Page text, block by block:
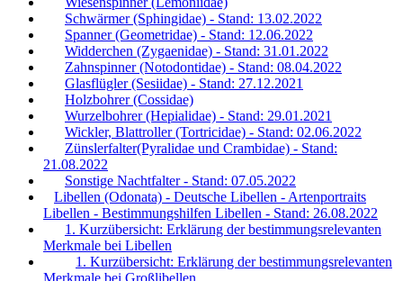
Schwärmer (Sphingidae) - Stand: 13.02.2022
Spanner (Geometridae) - Stand: 12.06.2022
Widderchen (Zygaenidae) - Stand: 31.01.2022
Zahnspinner (Notodontidae) - Stand: 08.04.2022
Glasflügler (Sesiidae) - Stand: 27.12.2021
Holzbohrer (Cossidae)
Wurzelbohrer (Hepialidae) - Stand: 29.01.2021
Wickler, Blattroller (Tortricidae) - Stand: 02.06.2022
Zünslerfalter(Pyralidae und Crambidae) - Stand:
21.08.2022
Sonstige Nachtfalter - Stand: 07.05.2022
Libellen (Odonata) - Deutsche Libellen - Artenportraits
Libellen - Bestimmungshilfen Libellen - Stand: 26.08.2022
1. Kurzübersicht: Erklärung der bestimmungsrelevanten
Merkmale bei Libellen
1. Kurzübersicht: Erklärung der bestimmungsrelevanten